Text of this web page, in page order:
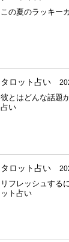
この夏のラッキー
タロット占い
彼とはどんな話題
占い
タロット占い
リフレッシュする
ット占い